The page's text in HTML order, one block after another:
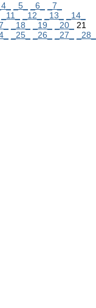
_4_ _5_ _6_
_7_
_11_ _12_ _13_
_14_
_18_ _19_ _20_
21
_25_ _26_ _27_
_28_